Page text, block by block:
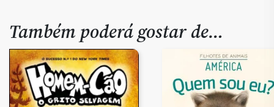
Também poderá gostar de…